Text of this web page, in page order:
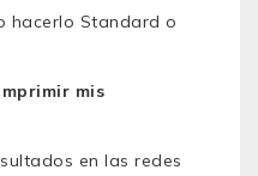
hacerlo Standard o
mis
en las redes